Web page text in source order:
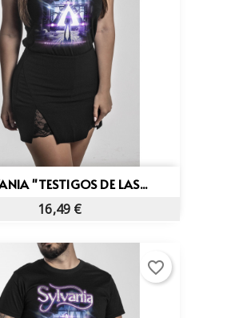
"TESTIGOS DE LAS...
16,49 €
favorite_border